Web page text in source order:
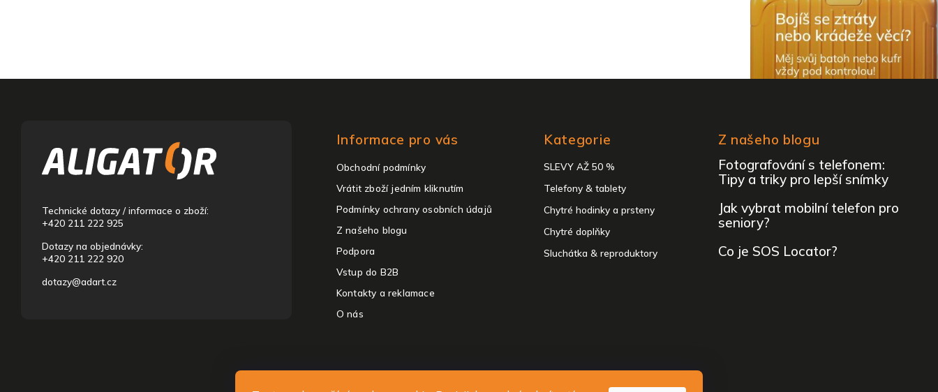
Technické dotazy / informace o zboží:
+420 211 222 925
Dotazy na objednávky:
+420 211 222 920
dotazy@adart.cz
Informace pro vás
Obchodní podmínky
Vrátit zboží jedním kliknutím
Podmínky ochrany osobních údajů
Z našeho blogu
Podpora
Vstup do B2B
Kontakty a reklamace
O nás
kategorie
Kategorie
SLEVY AŽ 50 %
Telefony & tablety
Chytré hodinky a prsteny
Chytré doplňky
Sluchátka & reproduktory
Z našeho blogu
Fotografování s telefonem:
Tipy a triky pro lepší snímky
Jak vybrat mobilní telefon pro
seniory?
Co je SOS Locator?
Copyright 2026ALIGATOR - telefony, chytré hodinky a příslušenství . Všechna práva vyhrazena.